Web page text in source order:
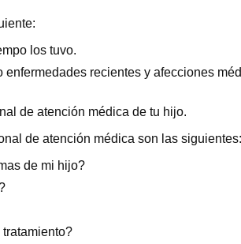
los tuvo.
enfermedades recientes y afecciones
de atención médica de tu hijo.
de atención médica son las siguientes:
de mi hijo?